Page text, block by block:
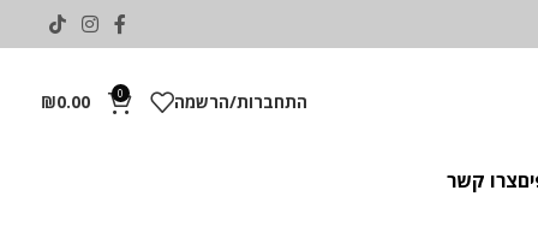
התחברות/הרשמה 0
₪0.00
צרו קשר